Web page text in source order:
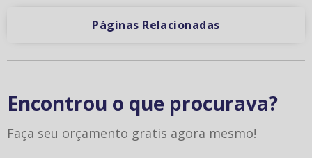
Páginas Relacionadas
Encontrou o que procurava?
Faça seu orçamento gratis agora mesmo!